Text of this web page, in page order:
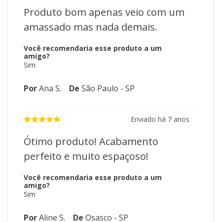
Produto bom apenas veio com um
amassado mas nada demais.
Você recomendaria esse produto a um
amigo?
Sim
PorAna S. De São Paulo - SP
Enviado há 7 anos
Ótimo produto! Acabamento
perfeito e muito espaçoso!
Você recomendaria esse produto a um
amigo?
Sim
PorAline S. De Osasco - SP